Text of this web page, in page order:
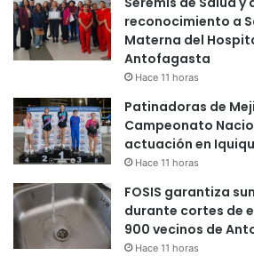
reconocimiento a
Materna del
Antofagasta
Hace 11 horas
Patinadoras de
Campeonato
actuación en
Hace 11 horas
FOSIS garantiza
durante cortes de
900 vecinos de
Hace 11 horas